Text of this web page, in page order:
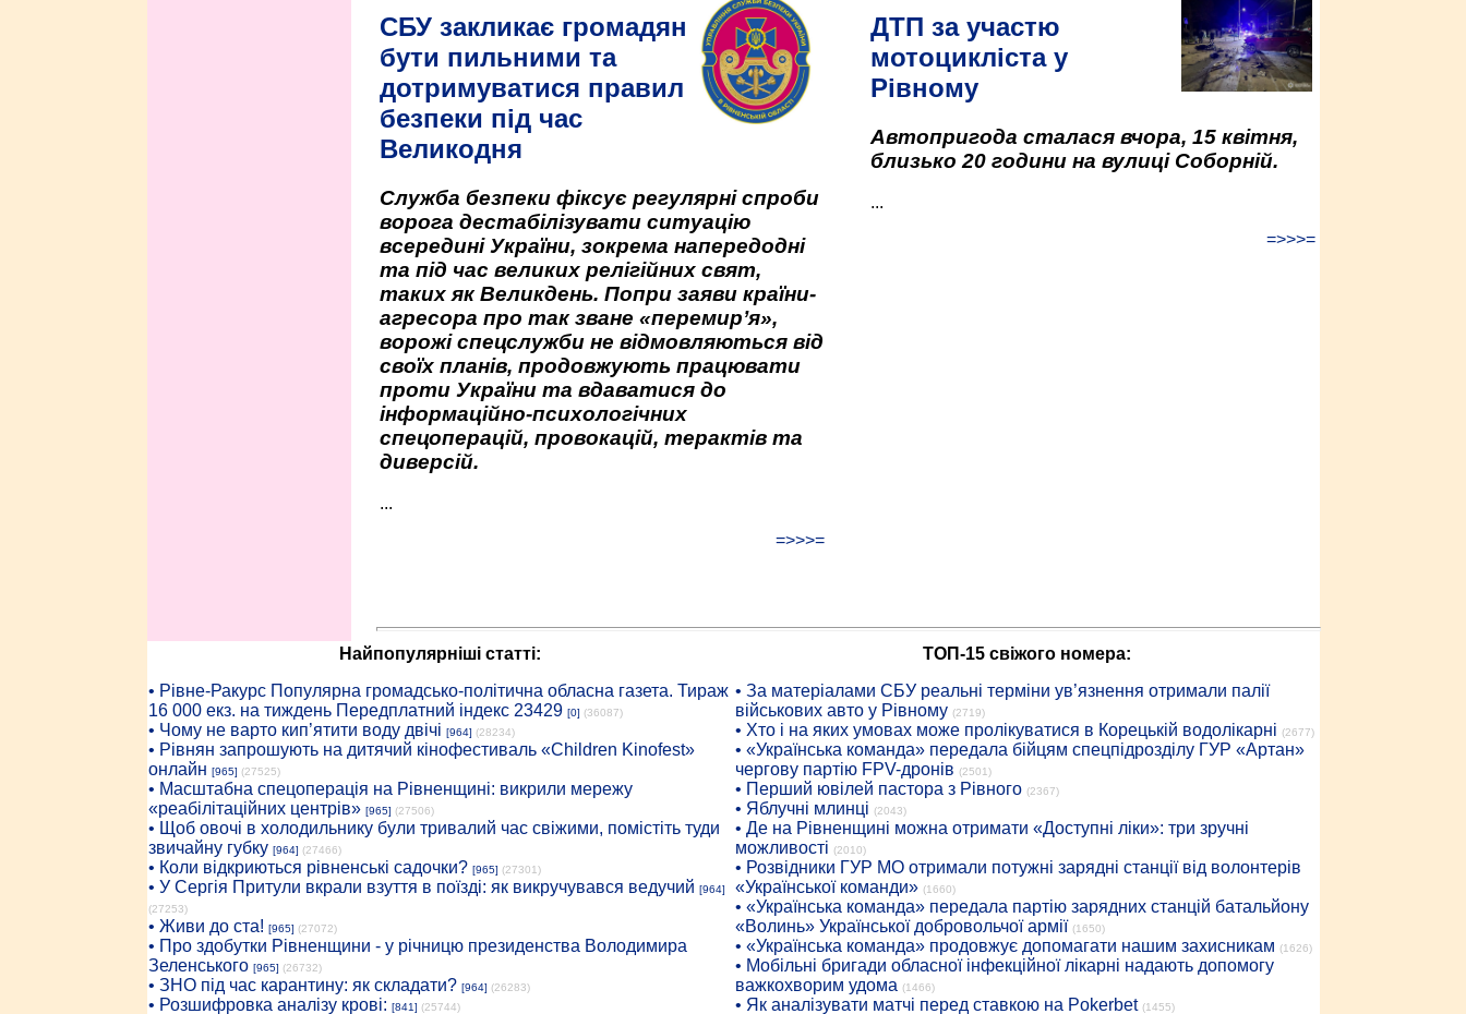
СБУ закликає громадян
бути пильними та
дотримуватися правил
безпеки під час
Великодня
Служба безпеки фіксує регулярні спроби
ворога дестабілізувати ситуацію
всередині України, зокрема напередодні
та під час великих релігійних свят,
таких як Великдень. Попри заяви країни-
агресора про так зване «перемир’я»,
ворожі спецслужби не відмовляються від
своїх планів, продовжують працювати
проти України та вдаватися до
інформаційно-психологічних
спецоперацій, провокацій, терактів та
диверсій.
...
=>>>=
ДТП за участю
мотоцикліста у
Рівному
Автопригода сталася вчора, 15 квітня,
близько 20 години на вулиці Соборній.
...
=>>>=
Найпопулярніші статті:
• Рiвне-Ракурс Популярна громадсько-політична обласна газета. Тираж
16 000 екз. на тиждень Передплатний індекс 23429 [0] (36087)
• Чому не варто кип’ятити воду двічі [964] (28234)
• Рівнян запрошують на дитячий кінофестиваль «Children Kinofest»
онлайн [965] (27525)
• Масштабна спецоперація на Рівненщині: викрили мережу
«реабілітаційних центрів» [965] (27506)
• Щоб овочі в холодильнику були тривалий час свіжими, помістіть туди
звичайну губку [964] (27466)
• Коли відкриються рівненські садочки? [965] (27301)
• У Сергія Притули вкрали взуття в поїзді: як викручувався ведучий [964]
(27253)
• Живи до ста! [965] (27072)
• Про здобутки Рівненщини - у річницю президенства Володимира
Зеленського [965] (26732)
• ЗНО під час карантину: як складати? [964] (26283)
• Розшифровка аналізу крові: [841] (25744)
ТОП-15 свіжого номера:
• За матеріалами СБУ реальні терміни ув’язнення отримали палії
військових авто у Рівному (2719)
• Хто і на яких умовах може пролікуватися в Корецькій водолікарні (2677)
• «Українська команда» передала бійцям спецпідрозділу ГУР «Артан»
чергову партію FPV-дронів (2501)
• Перший ювілей пастора з Рівного (2367)
• Яблучні млинці (2043)
• Де на Рівненщині можна отримати «Доступні ліки»: три зручні
можливості (2010)
• Розвідники ГУР МО отримали потужні зарядні станції від волонтерів
«Української команди» (1660)
• «Українська команда» передала партію зарядних станцій батальйону
«Волинь» Української добровольчої армії (1650)
• «Українська команда» продовжує допомагати нашим захисникам (1626)
• Мобільні бригади обласної інфекційної лікарні надають допомогу
важкохворим удома (1466)
• Як аналізувати матчі перед ставкою на Pokerbet (1455)